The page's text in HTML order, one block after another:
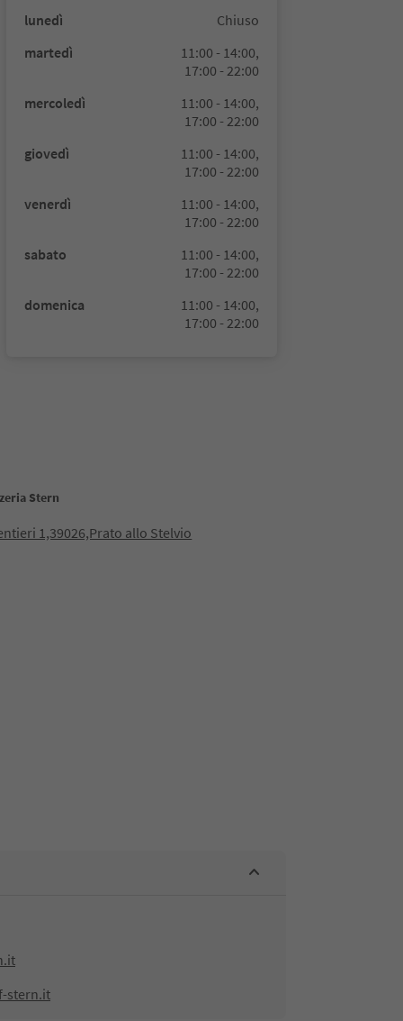
lunedì
Chiuso
martedì
11:00 - 14:00,
17:00 - 22:00
mercoledì
11:00 - 14:00,
17:00 - 22:00
giovedì
11:00 - 14:00,
17:00 - 22:00
venerdì
11:00 - 14:00,
17:00 - 22:00
sabato
11:00 - 14:00,
17:00 - 22:00
domenica
11:00 - 14:00,
17:00 - 22:00
Stern
1,39026,Prato allo Stelvio
stern.it